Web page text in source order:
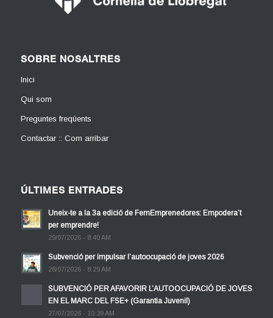
SOBRE NOSALTRES
Inici
Qui som
Preguntes freqüents
Contactar :: Com arribar
ÚLTIMES ENTRADES
Uneix-te a la 3a edició de FemEmprenedores: Empodera’t
per emprendre!
29/07/2026 - 8:40 AM
Subvenció per impulsar l’autoocupació de joves 2026
28/07/2026 - 8:29 AM
SUBVENCIÓ PER AFAVORIR L’AUTOOCUPACIÓ DE JOVES
EN EL MARC DEL FSE+ (Garantia Juvenil)
27/07/2026 - 10:39 AM